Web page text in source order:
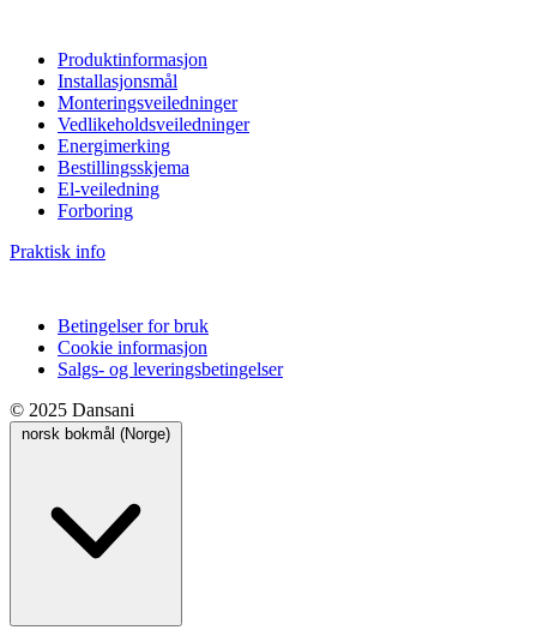
Produktinformasjon
Installasjonsmål
Monteringsveiledninger
Vedlikeholdsveiledninger
Energimerking
Bestillingsskjema
El-veiledning
Forboring
Praktisk info
Betingelser for bruk
Cookie informasjon
Salgs- og leveringsbetingelser
© 2025 Dansani
norsk bokmål (Norge)